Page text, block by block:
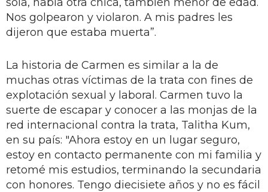
Nos golpearon y violaron. A mis padres les
dijeron que estaba muerta”.
La historia de Carmen es similar a la de
muchas otras víctimas de la trata con fines de
explotación sexual y laboral. Carmen tuvo la
suerte de escapar y conocer a las monjas de la
red internacional contra la trata, Talitha Kum,
en su país: "Ahora estoy en un lugar seguro,
estoy en contacto permanente con mi familia y
retomé mis estudios, terminando la secundaria
con honores. Tengo diecisiete años y no es fácil